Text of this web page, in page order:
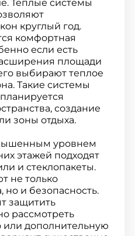
Теплые системы
круглый год.
комфортная
если есть
площади
выбирают теплое
Такие системы
создание
зоны отдыха.
уровнем
этажей подходят
и стеклопакеты.
не только
но и безопасность.
защитить
рассмотреть
или дополнительную